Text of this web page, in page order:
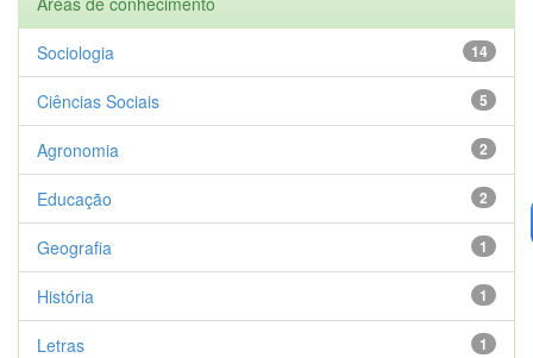
14
Sociologia
5
Ciências Sociais
2
Agronomia
2
Educação
1
Geografia
1
História
1
Letras